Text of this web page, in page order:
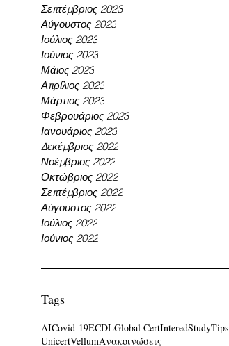
Σεπτέμβριος 2023
Αύγουστος 2023
Ιούλιος 2023
Ιούνιος 2023
Μάιος 2023
Απρίλιος 2023
Μάρτιος 2023
Φεβρουάριος 2023
Ιανουάριος 2023
Δεκέμβριος 2022
Νοέμβριος 2022
Οκτώβριος 2022
Σεπτέμβριος 2022
Αύγουστος 2022
Ιούλιος 2022
Ιούνιος 2022
Tags
AICovid-19ECDLGlobal CertInteredStudyTips
UnicertVellumΑνακοινώσεις